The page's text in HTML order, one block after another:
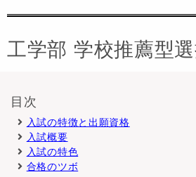
工学部 学校推薦型
目次
入試の特徴と出願資格
入試概要
入試の特色
合格のツボ